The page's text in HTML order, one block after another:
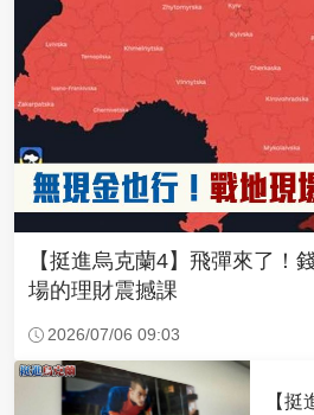
【挺進烏克蘭4】飛彈來了！
場的理財震撼課
2026/07/06 09:03
【